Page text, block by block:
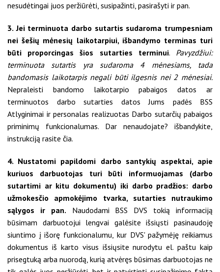
nesudėtingai juos peržiūrėti, susipažinti, pasirašyti ir pan.
3. Jei terminuota darbo sutartis sudaroma trumpesniam
nei šešių mėnesių laikotarpiui, išbandymo terminas turi
būti proporcingas šios sutarties terminui. Pavyzdžiui:
terminuota sutartis yra sudaroma 4 mėnesiams, tada
bandomasis laikotarpis negali būti ilgesnis nei 2 mėnesiai.
Nepraleisti bandomo laikotarpio pabaigos datos ar
terminuotos darbo sutarties datos Jums padės BSS
Atlyginimai ir personalas realizuotas Darbo sutarčių pabaigos
priminimų funkcionalumas. Dar nenaudojate? išbandykite,
instrukciją rasite čia.
4. Nustatomi papildomi darbo santykių aspektai, apie
kuriuos darbuotojas turi būti informuojamas (darbo
sutartimi ar kitu dokumentu) iki darbo pradžios: darbo
užmokesčio apmokėjimo tvarka, sutarties nutraukimo
sąlygos ir pan. Naudodami BSS DVS tokią informaciją
būsimam darbuotojui lengvai galėsite išsiųsti pasinaudoję
siuntimo į išorę funkcionalumu, kur DVS' pažymėję reikiamus
dokumentus iš karto visus išsiųsite nurodytu el. paštu kaip
prisegtuką arba nuorodą, kurią atvėręs būsimas darbuotojas ne